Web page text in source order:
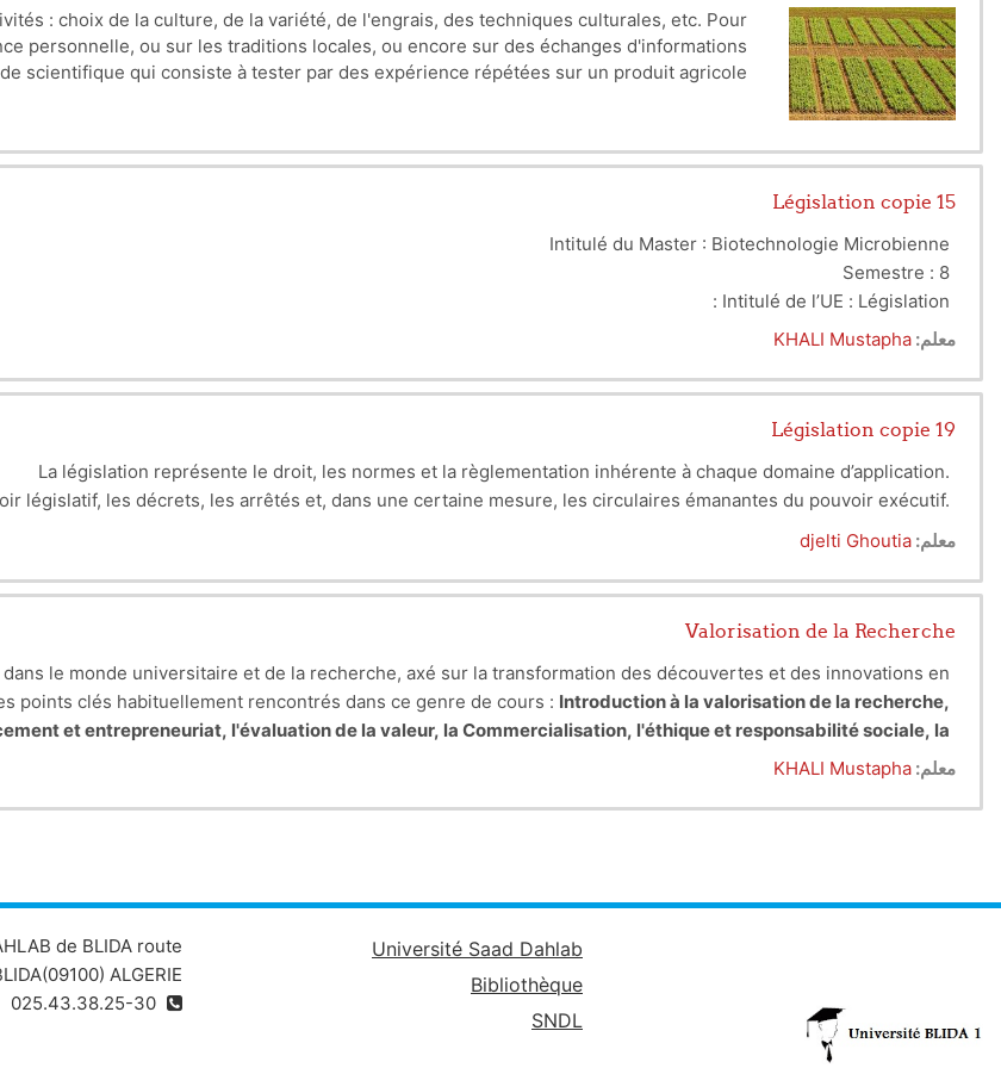
la phytothérapie et l’aromathérapie sont expliquées en différents types et formes de thérapies utilisé depuis
pharmacologique et clinique. Les huiles essentielles sont abordées en dernier en expliquant les types d’huiles
sur leur qualité et leur composition, Mode et mécanisme d’action, leur activités biologiques, Propriétés
pharmacologiques et leur toxicité.
: choix de la culture, de la variété, de l'engrais, des techniques culturales, etc. Pour
personnelle, ou sur les traditions locales, ou encore sur des échanges d'informations
scientifique qui consiste à tester par des expérience répétées sur un produit agricole
Législation copie 15
Intitulé du Master : Biotechnologie Microbienne
Semestre : 8
Intitulé de l’UE : Législation :
Intitulé de la matière : Législation :
Crédits : 2
Coefficients :2
des textes de loi et les connaissances des conséquences pénales. L’objectif est de présenter les aspects
liés à la biosécurité ainsi que des questions éthiques soulevées par la biologie et l’usage des microorganismes.
: Connaissances sur les lois et réglementations et des normes Ensembles des contenus de la formation
Compétences visées :
o Capacité à lire et comprendre un texte de loi et appliquer une réglementation
معلم: KHALI Mustapha
Législation copie 19
La législation représente le droit, les normes et la règlementation inhérente à chaque domaine d’application.
législatif, les décrets, les arrêtés et, dans une certaine mesure, les circulaires émanantes du pouvoir exécutif.
معلم: djelti Ghoutia
Valorisation de la Recherche
le monde universitaire et de la recherche, axé sur la transformation des découvertes et des innovations en
points clés habituellement rencontrés dans ce genre de cours : Introduction à la valorisation de la recherche,
et entrepreneuriat, l'évaluation de la valeur, la Commercialisation, l'éthique et responsabilité sociale, la
réparation à la carrière, etc.معلم: KHALI Mustapha
Université Saad Dahlab
Bibliothèque
SNDL
de BLIDA route
ALGERIE